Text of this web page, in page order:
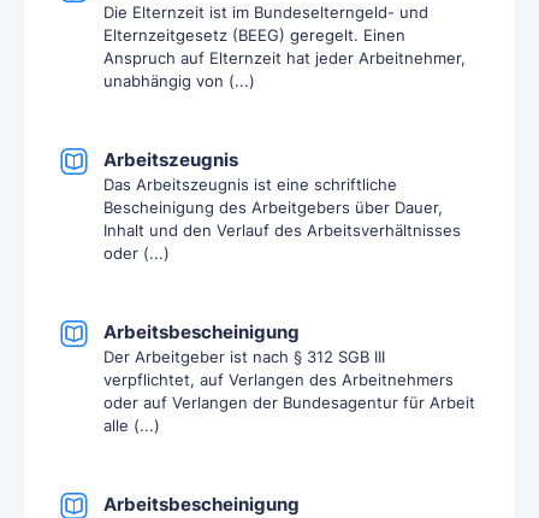
Die Elternzeit ist im Bundeselterngeld- und
Elternzeitgesetz (BEEG) geregelt. Einen
Anspruch auf Elternzeit hat jeder Arbeitnehmer,
unabhängig von (...)
Arbeitszeugnis
Das Arbeitszeugnis ist eine schriftliche
Bescheinigung des Arbeitgebers über Dauer,
Inhalt und den Verlauf des Arbeitsverhältnisses
oder (...)
Arbeitsbescheinigung
Der Arbeitgeber ist nach § 312 SGB III
verpflichtet, auf Verlangen des Arbeitnehmers
oder auf Verlangen der Bundesagentur für Arbeit
alle (...)
Arbeitsbescheinigung